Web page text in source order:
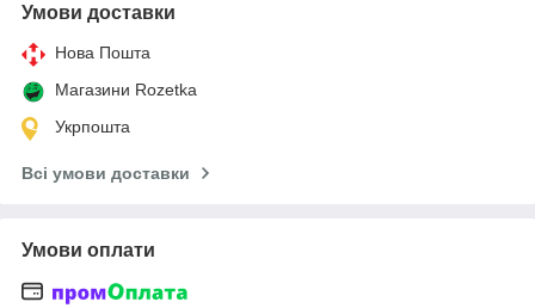
Умови доставки
Нова Пошта
Магазини Rozetka
Укрпошта
Всі умови доставки
Умови оплати